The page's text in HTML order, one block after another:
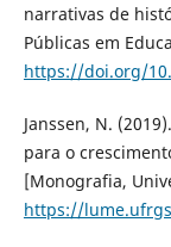
narrativas de
Públicas em
https://doi.org/
Janssen, N.
para o
[Monografia,
https://